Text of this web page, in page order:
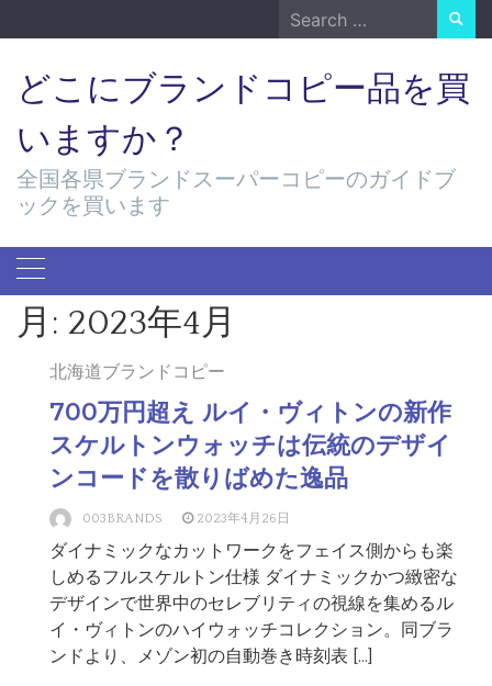
to
Search
for:
どこにブランドコピー品を買
いますか？
全国各県ブランドスーパーコピーのガイドブ
ックを買います
月: 2023年4月
北海道ブランドコピー
700万円超え ルイ・ヴィトンの新作
スケルトンウォッチは伝統のデザイ
ンコードを散りばめた逸品
003BRANDS 2023年4月26日
ダイナミックなカットワークをフェイス側からも楽
しめるフルスケルトン仕様 ダイナミックかつ緻密な
デザインで世界中のセレブリティの視線を集めるル
イ・ヴィトンのハイウォッチコレクション。同ブラ
ンドより、メゾン初の自動巻き時刻表 […]